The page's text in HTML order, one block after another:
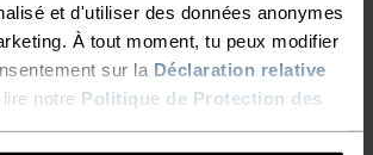
et d'utiliser des données anonymes
À tout moment, tu peux modifier
sur la Déclaration relative
lire notre Politique de Protection des
FEMMES ET HOMMES